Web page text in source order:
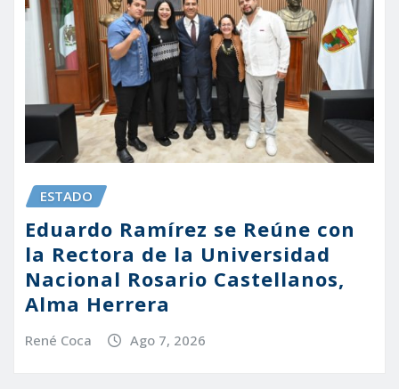
ESTADO
Eduardo Ramírez se Reúne con
la Rectora de la Universidad
Nacional Rosario Castellanos,
Alma Herrera
René Coca Ago 7, 2026